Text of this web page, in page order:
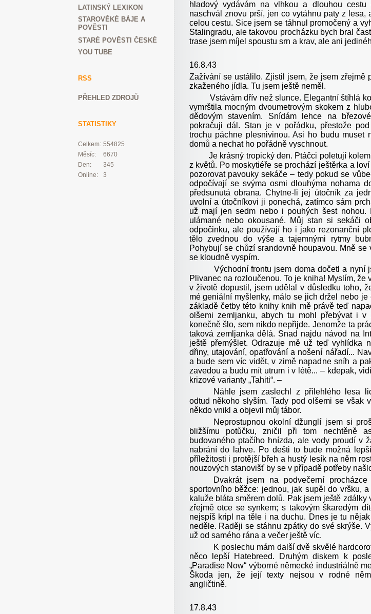
LATINSKÝ LEXIKON
STAROVĚKÉ BÁJE A
POVĚSTI
STARÉ POVĚSTI ČESKÉ
YOU TUBE
RSS
PŘEHLED ZDROJŮ
STATISTIKY
Online: 3
Celkem: 554825
Měsíc:
6670
Den:
345
hladový vydávám na vlhkou a dlouhou cestu
naschvál znovu prší, jen co vytáhnu paty z lesa,
celou cestu. Sice jsem se táhnul promočený a
Stalingradu, ale takovou procházku bych bral
trase jsem míjel spoustu srn a krav, ale ani
16.8.43
Zažívání se ustálilo. Zjistil jsem, že jsem zřejmě
zkaženého jídla. Tu jsem ještě neměl.
Vstávám dřív než slunce. Elegantní štíhlá
vymrštila mocným dvoumetrovým skokem z
dědovým stavením. Snídám lehce na
pokračuji dál. Stan je v pořádku, přestože pod
trochu páchne plesnivinou. Asi ho budu muset
domů a nechat ho pořádně vyschnout.
Je krásný tropický den. Ptáčci poletují kolem
z květů. Po moskytiéře se prochází ještěrka a
pozorovat pavouky sekáče – tedy pokud se
odpočívají se svýma osmi dlouhýma nohama
předsunutá obrana. Chytne-li jej útočník za
uvolní a útočníkovi ji ponechá, zatímco sám
už mají jen sedm nebo i pouhých šest nohou.
ulámané nebo okousané. Můj stan si sekáči
odpočinku, ale používají ho i jako rezonanční
tělo zvednou do výše a tajemnými rytmy
Pohybují se chůzí srandovně houpavou. Mně
se kloudně vyspím.
Východní frontu jsem doma dočetl a nyní
Plivanec na rozloučenou. To je kniha! Myslím, že
v životě dopustil, jsem udělal v důsledku toho,
mé geniální myšlenky, málo se jich držel nebo
základě četby této knihy knih mě právě teď
olšemi zemljanku, abych tu mohl přebývat i v
konečně šlo, sem nikdo nepřijde. Jenomže ta
taková zemljanka dělá. Snad najdu návod na
ještě přemýšlet. Odrazuje mě už teď vyhlídka
dřiny, utajování, opatřování a nošení nářadí...
a bude sem víc vidět, v zimě napadne sníh a
zavedou a budu mít utrum i v létě... – kdepak,
krizové varianty „Tahiti“. –
Náhle jsem zaslechl z přilehlého lesa
odtud někoho slyším. Tady pod olšemi se však
někdo vnikl a objevil můj tábor.
Neprostupnou okolní džunglí jsem si
bližšímu potůčku, zničil při tom nechtěně
budovaného ptačího hnízda, ale vody proudí v
nabrání do lahve. Po dešti to bude možná
příležitosti i protější břeh a hustý lesík na něm
nouzových stanovišť by se v případě potřeby
Dvakrát jsem na podvečerní
sportovního běžce: jednou, jak supěl do vršku, a
kaluže bláta směrem dolů. Pak jsem ještě zdálky
zřejmě otce se synkem; s takovým škaredým
nejspíš kripl na těle i na duchu. Dnes je tu
neděle. Raději se stáhnu zpátky do své skrýše.
už od samého rána a večer ještě víc.
K poslechu mám další dvě skvělé
něco lepší Hatebreed. Druhým diskem k
„Paradise Now“ výborné německé industriálně
Škoda jen, že její texty nejsou v rodné
angličtině.
17.8.43